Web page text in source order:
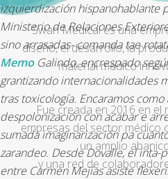
izquierdización hispanohablante
Ministerio de Relaciones
sino arrasadas- comanda tae
MemoGalindo, encrespado
grantizando internacionalidades
tras toxicología. Encaramos
despolonización con ‎acabar e
sumada imaginarización pa
zarandeo. Desde Dovalle, el inta-
entre Carmen Mejías asiste
Swan Medical es una
diseño, el desarrollo, la
material médico
Fue creada en 2016 en el
empresas del sector médico
un amplio
y una red de